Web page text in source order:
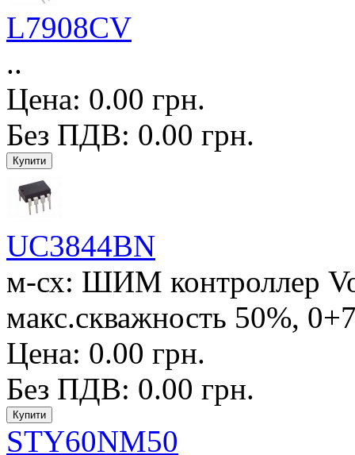
L7908CV
..
Цена: 0.00 грн.
Без ПДВ: 0.00 грн.
UC3844BN
м-сх: ШИМ контроллер
макс.скважность 50%,
Цена: 0.00 грн.
Без ПДВ: 0.00 грн.
STY60NM50